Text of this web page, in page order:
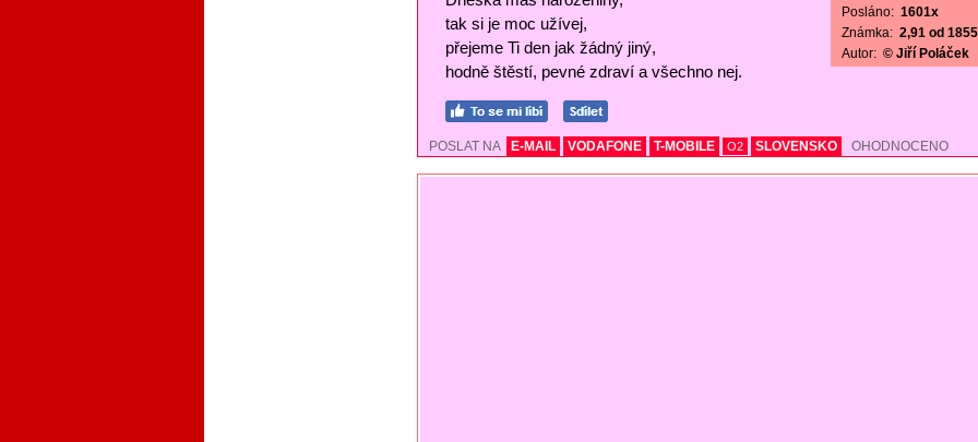
tak si je moc užívej,
přejeme Ti den jak žádný jiný,
hodně štěstí, pevné zdraví a všechno nej.
Posláno: 1601x
Známka: 2,91 od
Autor: © Jiří Poláček
POSLAT NA E-MAIL VODAFONE T-MOBILE O2 SLOVENSKO OHODNOCENO